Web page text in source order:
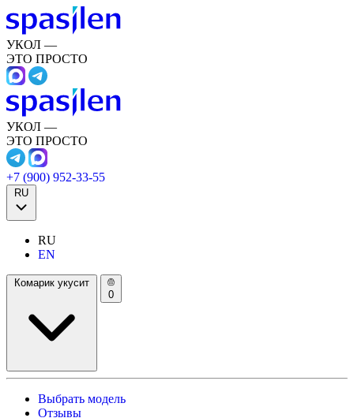
УКОЛ —
ЭТО ПРОСТО
УКОЛ —
ЭТО ПРОСТО
+7 (900) 952-33-55
RU
RU
EN
Комарик укусит
0
Выбрать модель
Отзывы